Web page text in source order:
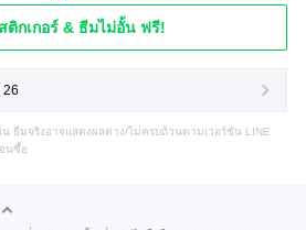
ติกเกอร์ & ธีมไม่อั้น ฟรี!
ธีมจริงอาจแสดงผลต่าง/ไม่ครบถ้วนตามเวอร์ชัน LINE
นซื้อ